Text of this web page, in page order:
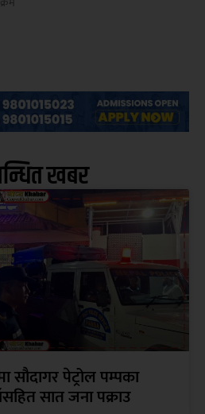
खबर
सौदागर पेट्रोल पम्पका
सात जना पक्राउ